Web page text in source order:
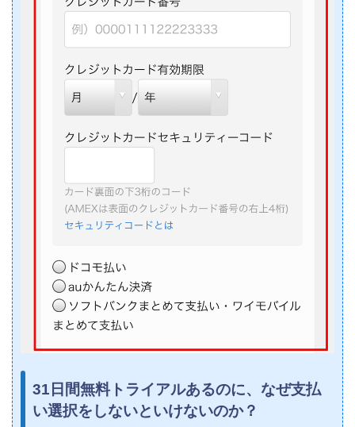
31日間無料トライアルあるのに、なぜ支払
い選択をしないといけないのか？